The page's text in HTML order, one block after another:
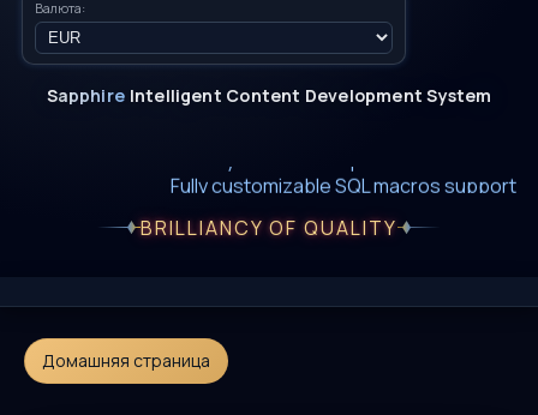
Валюта:
Sapphire Intelligent Content Development System
Fully customizable SQL macros support
BRILLIANCY OF QUALITY
Домашняя страница